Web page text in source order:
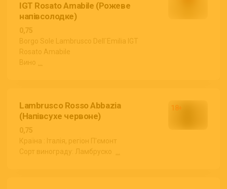
IGT Rosato Amabile (Рожеве
напівсолодке)
0,75
Borgo Sole Lambrusco Dell`Emilia IGT
Rosato Amabile
Вино
Lambrusco Rosso Abbazia
(Напівсухе червоне)
0,75
Країна : Італія, регіон П'ємонт
Сорт винограду: Ламбруско